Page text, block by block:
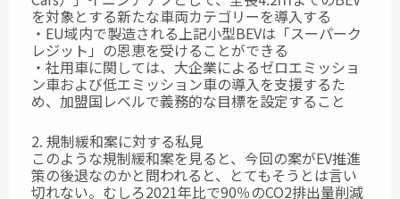
を対象とする新たな車両カテゴリーを導入する
・EU域内で製造される上記小型BEVは「スーパーク
レジット」の恩恵を受けることができる
・社用車に関しては、大企業によるゼロエミッショ
ン車および低エミッション車の導入を支援するた
め、加盟国レベルで義務的な目標を設定すること
2. 規制緩和案に対する私見
このような規制緩和案を見ると、今回の案がEV推進
策の後退なのかと問われると、とてもそうとは言い
切れない。むしろ2021年比で90％のCO2排出量削減